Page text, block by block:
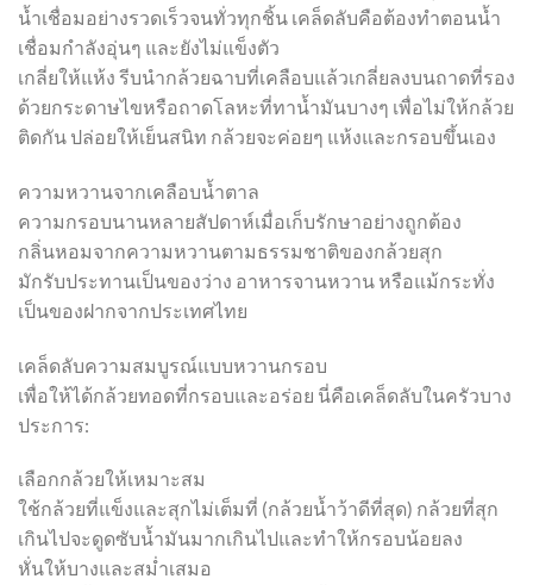
น้ำเชื่อมอย่างรวดเร็วจนทั่วทุกชิ้น เคล็ดลับคือต้องทำตอนน้ำ
เชื่อมกำลังอุ่นๆ และยังไม่แข็งตัว
เกลี่ยให้แห้ง รีบนำกล้วยฉาบที่เคลือบแล้วเกลี่ยลงบนถาดที่รอง
ด้วยกระดาษไขหรือถาดโลหะที่ทาน้ำมันบางๆ เพื่อไม่ให้กล้วย
ติดกัน ปล่อยให้เย็นสนิท กล้วยจะค่อยๆ แห้งและกรอบขึ้นเอง
ความหวานจากเคลือบน้ำตาล
ความกรอบนานหลายสัปดาห์เมื่อเก็บรักษาอย่างถูกต้อง
กลิ่นหอมจากความหวานตามธรรมชาติของกล้วยสุก
มักรับประทานเป็นของว่าง อาหารจานหวาน หรือแม้กระทั่ง
เป็นของฝากจากประเทศไทย
เคล็ดลับความสมบูรณ์แบบหวานกรอบ
เพื่อให้ได้กล้วยทอดที่กรอบและอร่อย นี่คือเคล็ดลับในครัวบาง
ประการ:
เลือกกล้วยให้เหมาะสม
ใช้กล้วยที่แข็งและสุกไม่เต็มที่ (กล้วยน้ำว้าดีที่สุด) กล้วยที่สุก
เกินไปจะดูดซับน้ำมันมากเกินไปและทำให้กรอบน้อยลง
หั่นให้บางและสม่ำเสมอ